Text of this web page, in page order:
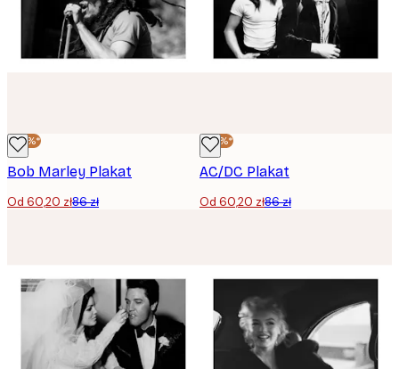
-30%*
Bob Marley Plakat
Od 60,20 zł86 zł
-30%*
AC/DC Plakat
Od 60,20 zł86 zł